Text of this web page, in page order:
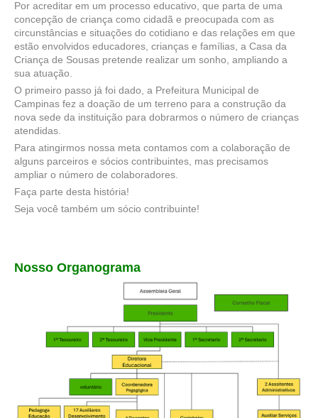
Por acreditar em um processo educativo, que parta de uma
concepção de criança como cidadã e preocupada com as
circunstâncias e situações do cotidiano e das relações em que
estão envolvidos educadores, crianças e famílias, a Casa da
Criança de Sousas pretende realizar um sonho, ampliando a
sua atuação.
O primeiro passo já foi dado, a Prefeitura Municipal de
Campinas fez a doação de um terreno para a construção da
nova sede da instituição para dobrarmos o número de crianças
atendidas.
Para atingirmos nossa meta contamos com a colaboração de
alguns parceiros e sócios contribuintes, mas precisamos
ampliar o número de colaboradores.
Faça parte desta história!
Seja você também um sócio contribuinte!
Nosso Organograma